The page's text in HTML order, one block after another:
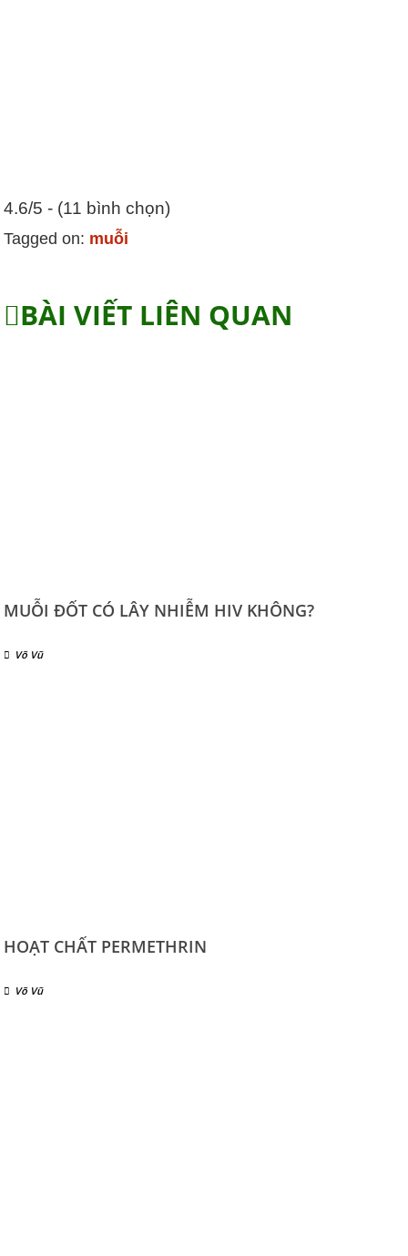
4.6/5 - (11 bình chọn)
Tagged on: muỗi
BÀI VIẾT LIÊN QUAN
MUỖI ĐỐT CÓ LÂY NHIỄM HIV KHÔNG?
Võ Vũ
HOẠT CHẤT PERMETHRIN
Võ Vũ